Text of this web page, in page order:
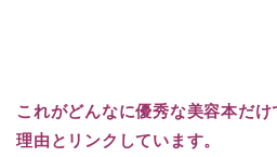
これがどんなに優秀な美容本だ
理由とリンクしています。